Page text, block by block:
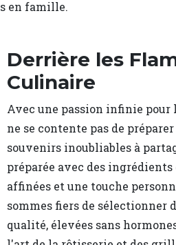
en famille.
Derrière les
Culinaire
Avec une passion infinie
ne se contente pas de
souvenirs inoubliables à
préparée avec des
affinées et une touche
sommes fiers de sélectionner
qualité, élevées sans